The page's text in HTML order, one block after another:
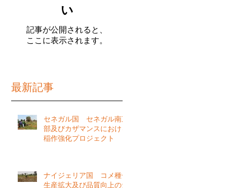
い
記事が公開されると、
ここに表示されます。
最新記事
セネガル国 セネガル南東
部及びカザマンスにおける
稲作強化プロジェクト
ナイジェリア国 コメ種子
生産拡大及び品質向上のた